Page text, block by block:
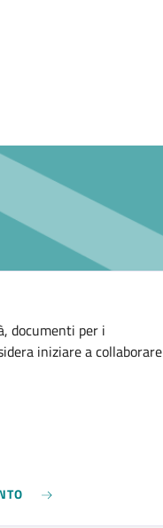
documenti per i
iniziare a collaborare